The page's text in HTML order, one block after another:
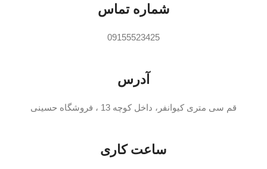
شماره تماس
09155523425
آدرس
قم سی متری کیوانفر، داخل کوچه 13 ، فروشگاه حسینی
ساعت کاری